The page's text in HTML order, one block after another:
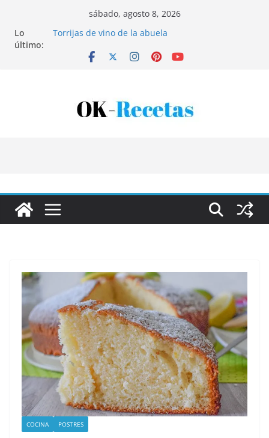
contenido
sábado, agosto 8, 2026
Lo
último:
Torrijas de vino de la abuela
Bandeja de pescaíto frito
COCINA POSTRES